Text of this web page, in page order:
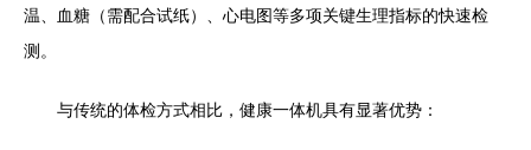
温、血糖（需配合试纸）、心电图等多项关键生理指标的快速检
测。
与传统的体检方式相比，健康一体机具有显著优势：